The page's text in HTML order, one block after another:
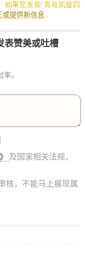
果您发现“青岛凯旋四
或提供新信息。
表赞美或吐槽
。
及国家相关法规，
核，不能马上展现属